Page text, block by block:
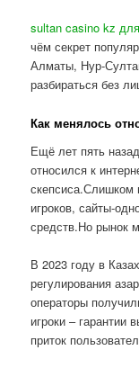
sultan casino kz
чём секрет
Алматы, Нур-
разбираться без
Как менялось
Ещё лет пять
относился к
скепсиса.Слишком
игроков, сайты-
средств.Но рынок
В 2023 году в
регулирования
операторы
игроки – гарантии
приток